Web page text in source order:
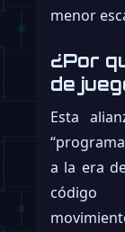
menor
¿Por
de
Esta
a la era
código